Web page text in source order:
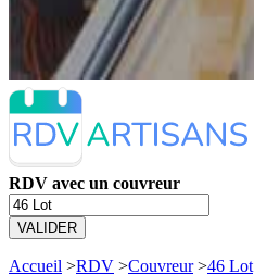
RDV avec un couvreur
VALIDER
Accueil >RDV >Couvreur>46 Lot